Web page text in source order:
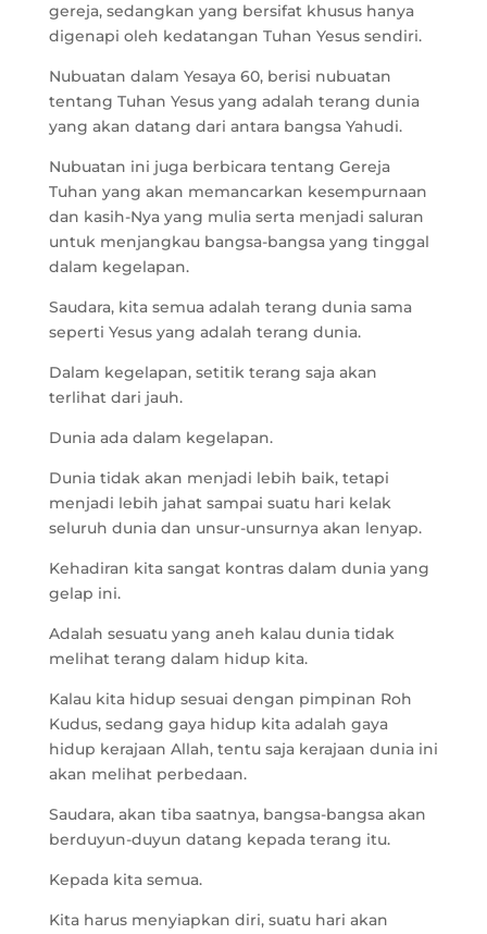
gereja, sedangkan yang bersifat khusus hanya
digenapi oleh kedatangan Tuhan Yesus sendiri.
Nubuatan dalam Yesaya 60, berisi nubuatan
tentang Tuhan Yesus yang adalah terang dunia
yang akan datang dari antara bangsa Yahudi.
Nubuatan ini juga berbicara tentang Gereja
Tuhan yang akan memancarkan kesempurnaan
dan kasih-Nya yang mulia serta menjadi saluran
untuk menjangkau bangsa-bangsa yang tinggal
dalam kegelapan.
Saudara, kita semua adalah terang dunia sama
seperti Yesus yang adalah terang dunia.
Dalam kegelapan, setitik terang saja akan
terlihat dari jauh.
Dunia ada dalam kegelapan.
Dunia tidak akan menjadi lebih baik, tetapi
menjadi lebih jahat sampai suatu hari kelak
seluruh dunia dan unsur-unsurnya akan lenyap.
Kehadiran kita sangat kontras dalam dunia yang
gelap ini.
Adalah sesuatu yang aneh kalau dunia tidak
melihat terang dalam hidup kita.
Kalau kita hidup sesuai dengan pimpinan Roh
Kudus, sedang gaya hidup kita adalah gaya
hidup kerajaan Allah, tentu saja kerajaan dunia ini
akan melihat perbedaan.
Saudara, akan tiba saatnya, bangsa-bangsa akan
berduyun-duyun datang kepada terang itu.
Kepada kita semua.
Kita harus menyiapkan diri, suatu hari akan